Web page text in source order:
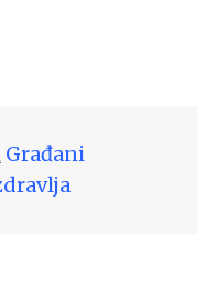
Građani